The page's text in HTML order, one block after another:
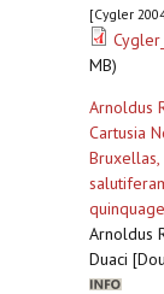
[Cygler
MB)
Arnoldus
Cartusia
Bruxellas,
Arnoldus
Duaci